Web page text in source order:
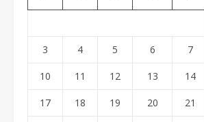
3 4 5 6 7
10 11 12 13 14
17 18 19 20 21